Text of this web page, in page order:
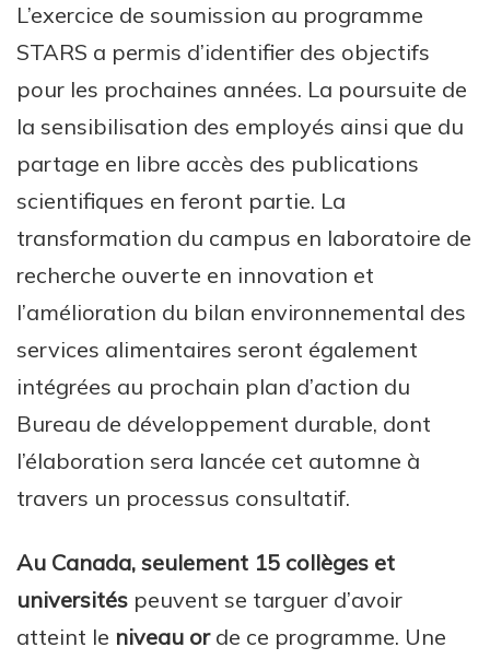
L’exercice de soumission au programme
STARS a permis d’identifier des objectifs
pour les prochaines années. La poursuite de
la sensibilisation des employés ainsi que du
partage en libre accès des publications
scientifiques en feront partie. La
transformation du campus en laboratoire de
recherche ouverte en innovation et
l’amélioration du bilan environnemental des
services alimentaires seront également
intégrées au prochain plan d’action du
Bureau de développement durable, dont
l’élaboration sera lancée cet automne à
travers un processus consultatif.
Au Canada, seulement 15 collèges et
universités peuvent se targuer d’avoir
atteint le niveau orde ce programme. Une